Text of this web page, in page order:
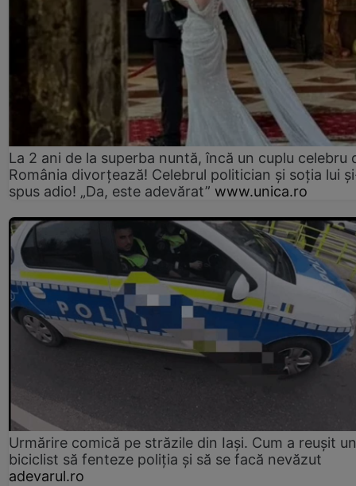
La 2 ani de la superba nuntă, încă un cuplu celebru
România divorțează! Celebrul politician și soția lui
spus adio! „Da, este adevărat” www.unica.ro
Urmărire comică pe străzile din Iași. Cum a reușit un
biciclist să fenteze poliția și să se facă nevăzut
adevarul.ro